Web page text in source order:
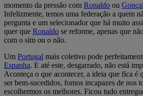
momento da pressão com Ronaldo ou
Infelizmente, temos uma federação a quem
pergunta e um selecionador que há muito
quer que Ronaldo se reforme, apenas que
com o sim ou o não.
Um Portugal mais coletivo pode
Espanha. E até este, desgarrado, não está
Aconteça o que acontecer, a ideia que fica é
ser bem-sucedidos, fomos incapazes de nos
escolhermos os melhores. Ficou tudo